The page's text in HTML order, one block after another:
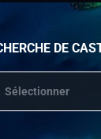
DE
Sélectionner